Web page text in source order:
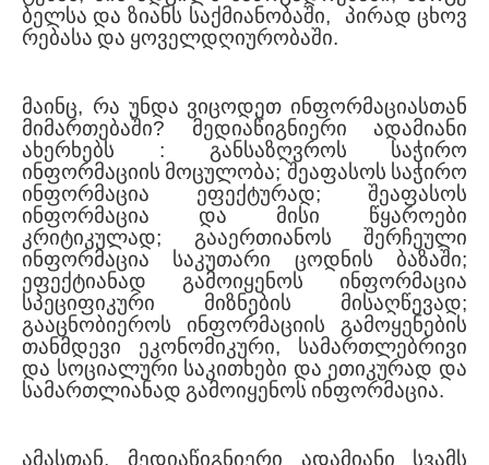
ბელსა და ზიანს საქმიანობაში, პირად ცხოვ
რებასა და ყოველდღიურობაში.
მაინც, რა უნდა ვიცოდეთ ინფორმაციასთან
მიმართებაში? მედიაწიგნიერი
ადამიანი
ახერხებს :განსაზღვროს
საჭირო
ინფორმაციის მოცულობა; შეაფასოს საჭირო
ინფორმაცია
ეფექტურად;შეაფასოს
ინფორმაცია
და მისი
წყაროები
კრიტიკულად; გააერთიანოს
შერჩეული
ინფორმაცია
საკუთარი ცოდნის ბაზაში;
ეფექტიანად
გამოიყენოს
ინფორმაცია
სპეციფიკური
მიზნების მისაღწევად;
გააცნობიეროს
ინფორმაციის
გამოყენების
თანმდევი
ეკონომიკური, სამართლებრივი
და სოციალური საკითხები და ეთიკურად და
სამართლიანად გამოიყენოს ინფორმაცია.
ამასთან, მედიაწიგნიერი ადამიანი სვამს